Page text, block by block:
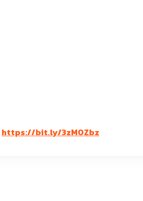
https://bit.ly/3zMOZbz